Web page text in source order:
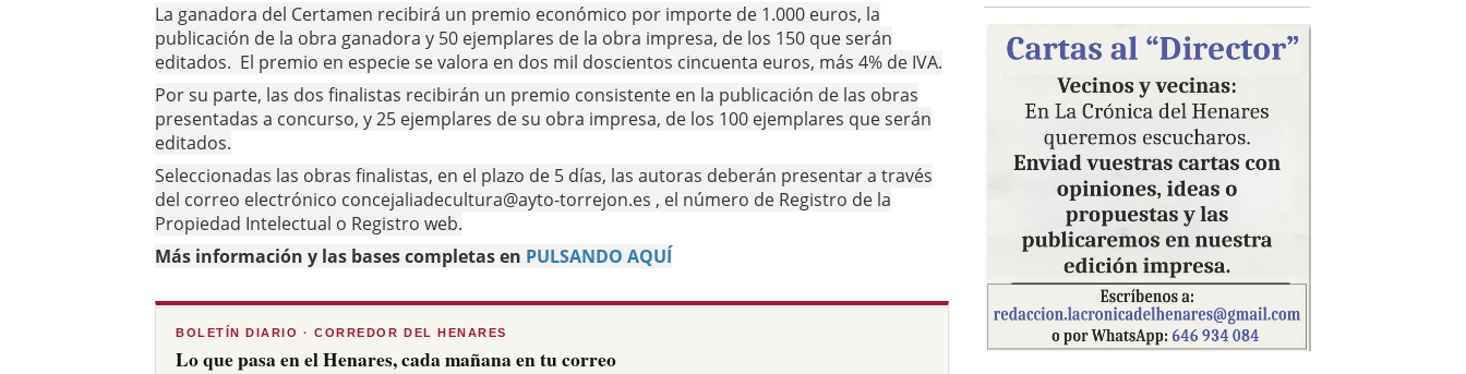
La ganadora del Certamen recibirá un premio económico por importe de 1.000 euros, la
publicación de la obra ganadora y 50 ejemplares de la obra impresa, de los 150 que serán
editados. El premio en especie se valora en dos mil doscientos cincuenta euros, más 4% de IVA.
Por su parte, las dos finalistas recibirán un premio consistente en la publicación de las obras
presentadas a concurso, y 25 ejemplares de su obra impresa, de los 100 ejemplares que serán
editados.
Seleccionadas las obras finalistas, en el plazo de 5 días, las autoras deberán presentar a través
del correo electrónico concejaliadecultura@ayto-torrejon.es , el número de Registro de la
Propiedad Intelectual o Registro web.
Más información y las bases completas en PULSANDO AQUÍ
BOLETÍN DIARIO · CORREDOR DEL HENARES
Lo que pasa en el Henares, cada mañana en tu correo